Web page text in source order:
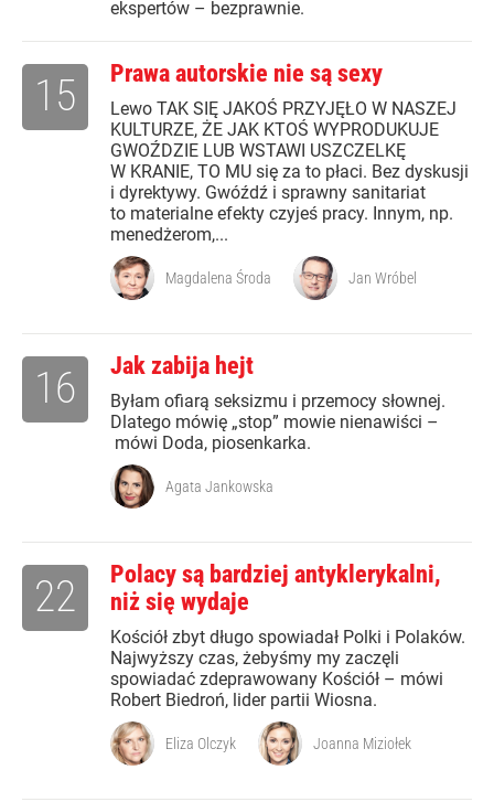
ekspertów – bezprawnie.
Prawa autorskie nie są sexy
Lewo TAK SIĘ JAKOŚ PRZYJĘŁO W NASZEJ
KULTURZE, ŻE JAK KTOŚ WYPRODUKUJE
GWOŹDZIE LUB WSTAWI USZCZELKĘ
W KRANIE, TO MU się za to płaci. Bez dyskusji
i dyrektywy. Gwóźdź i sprawny sanitariat
to materialne efekty czyjeś pracy. Innym, np.
menedżerom,...
15
Magdalena Środa Jan Wróbel
Jak zabija hejt
Byłam ofiarą seksizmu i przemocy słownej.
Dlatego mówię „stop” mowie nienawiści –
mówi Doda, piosenkarka.
16
Agata Jankowska
Polacy są bardziej antyklerykalni,
niż się wydaje
Kościół zbyt długo spowiadał Polki i Polaków.
Najwyższy czas, żebyśmy my zaczęli
spowiadać zdeprawowany Kościół – mówi
Robert Biedroń, lider partii Wiosna.
22
Eliza Olczyk Joanna Miziołek